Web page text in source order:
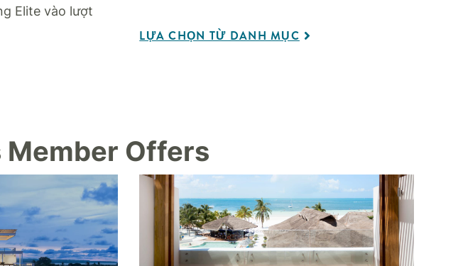
Elite vào lượt
LỰA CHỌN TỪ DANH MỤC
Member Offers